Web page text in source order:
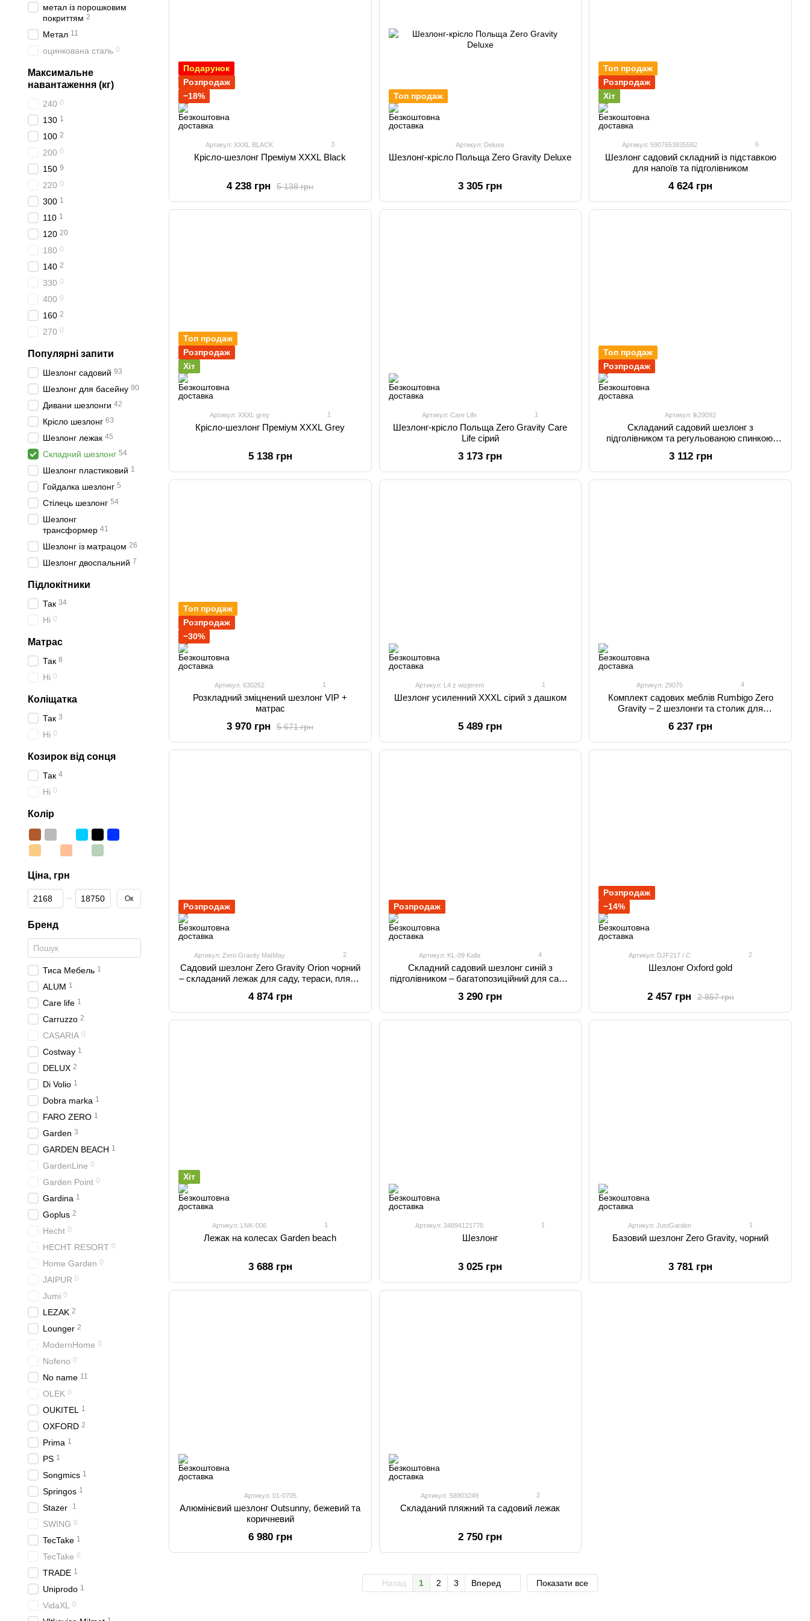
Подарунок
Розпродаж
−18%
Артикул: XXXL BLACK 3
Крісло-шезлонг Преміум XXXL Black
5 138 грн
4 238 грн
Топ продаж
Артикул: Deluxe
Шезлонг-крісло Польща Zero Gravity Deluxe
3 305 грн
Топ продаж
Розпродаж
Хіт
Артикул: 5907653835582 6
Шезлонг садовий складний із підставкою
для напоїв та підголівником
4 624 грн
Топ продаж
Розпродаж
Хіт
Артикул: XXXL grey 1
Крісло-шезлонг Преміум XXXL Grey
5 138 грн
Артикул: Care Life 1
Шезлонг-крісло Польща Zero Gravity Care
Life сірий
3 173 грн
Топ продаж
Розпродаж
Артикул: lk29092
Складаний садовий шезлонг з
підголівником та регульованою спинкою,
3 112 грн
Топ продаж
Розпродаж
−30%
Артикул: 630262 1
Розкладний зміцнений шезлонг VIP +
матрас
5 671 грн
3 970 грн
Артикул: L4 z wizjerem 1
Шезлонг усиленний XXXL сірий з дашком
5 489 грн
Артикул: 29075 4
Комплект садових меблів Rumbigo Zero
Gravity – 2 шезлонги та столик для
6 237 грн
Розпродаж
Артикул: Zero Gravity MatMay 2
Садовий шезлонг Zero Gravity Orion чорний
– складаний лежак для саду, тераси, пляжу
4 874 грн
Розпродаж
Артикул: KL-09 Kalla 4
Складний садовий шезлонг синій з
підголівником – багатопозиційний для саду,
3 290 грн
Розпродаж
−14%
Артикул: DJF217 / С 2
Шезлонг Oxford gold
2 857 грн
2 457 грн
Хіт
Артикул: LNK-006 1
Лежак на колесах Garden beach
3 688 грн
Артикул: 34894121770 1
Шезлонг
3 025 грн
Артикул: JustGarden 1
Базовий шезлонг Zero Gravity, чорний
3 781 грн
Артикул: 01-0705
Алюмінієвий шезлонг Outsunny, бежевий та
коричневий
6 980 грн
Артикул: S8903249 2
Складаний пляжний та садовий лежак
2 750 грн
Назад 1 2 3 Вперед Показати все
метал із порошковим
покриттям 2
Метал 11
оцинкована сталь 0
Максимальне
навантаження (кг)
240 0
130 1
100 2
200 0
150 9
220 0
300 1
110 1
120 20
180 0
140 2
330 0
400 0
160 2
270 0
Популярні запити
Шезлонг садовий 93
Шезлонг для басейну 90
Дивани шезлонги 42
Крісло шезлонг 63
Шезлонг лежак 45
Складний шезлонг 54
Шезлонг пластиковий 1
Гойдалка шезлонг 5
Стілець шезлонг 54
Шезлонг
трансформер 41
Шезлонг із матрацом 26
Шезлонг двоспальний 7
Підлокітники
Так 34
Ні 0
Матрас
Так 8
Ні 0
Коліщатка
Так 3
Ні 0
Козирок від сонця
Так 4
Ні 0
Колір
Ціна, грн
Від Ціна, грн
До Ціна, грн Ок
Бренд
Тиса Мебель 1
ALUM 1
Care life 1
Carruzzo 2
CASARIA 0
Costway 1
DELUX 2
Di Volio 1
Dobra marka 1
FARO ZERO 1
Garden 3
GARDEN BEACH 1
GardenLine 0
Garden Point 0
Gardina 1
Goplus 2
Hecht 0
HECHT RESORT 0
Home Garden 0
JAIPUR 0
Jumi 0
LEZAK 2
Lounger 2
ModernHome 0
Nofeno 0
No name 11
OLEK 0
OUKITEL 1
OXFORD 2
Prima 1
PS 1
Songmics 1
Springos 1
Stazer 1
SWING 0
TecTake 1
TecTake 0
TRADE 1
Uniprodo 1
VidaXL 0